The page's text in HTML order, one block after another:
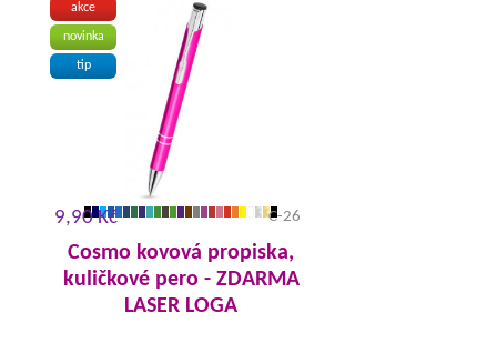
akce
novinka
tip
9,90 Kč C-26
Cosmo kovová propiska,
kuličkové pero - ZDARMA
LASER LOGA